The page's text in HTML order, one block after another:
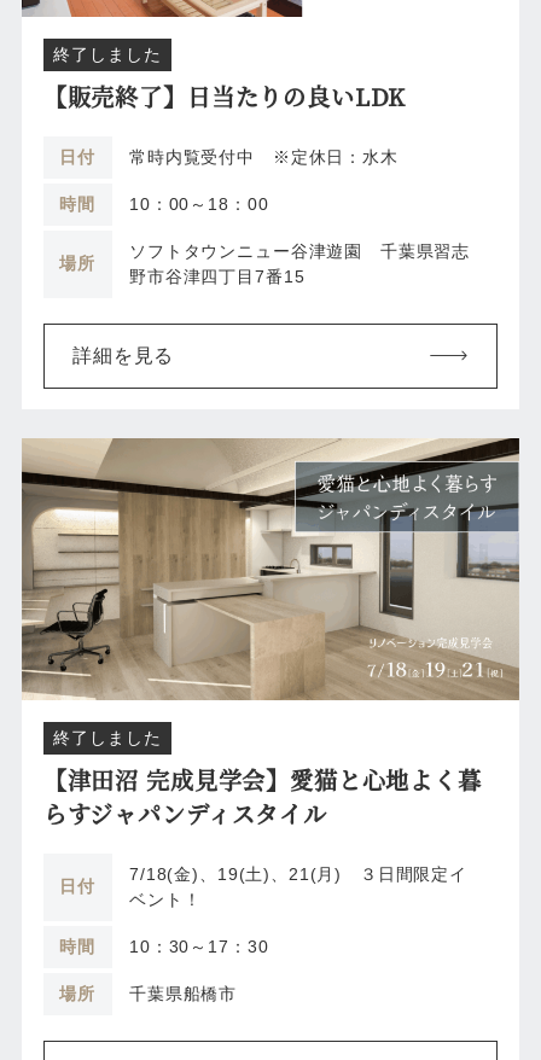
終了しました
【販売終了】日当たりの良いLDK
日付 常時内覧受付中 ※定休日：水木
時間 10：00～18：00
場所
ソフトタウンニュー谷津遊園 千葉県習志
野市谷津四丁目7番15
詳細を見る
終了しました
【津田沼 完成見学会】愛猫と心地よく暮
らすジャパンディスタイル
日付
7/18(金)、19(土)、21(月) ３日間限定イ
ベント！
時間 10：30～17：30
場所 千葉県船橋市